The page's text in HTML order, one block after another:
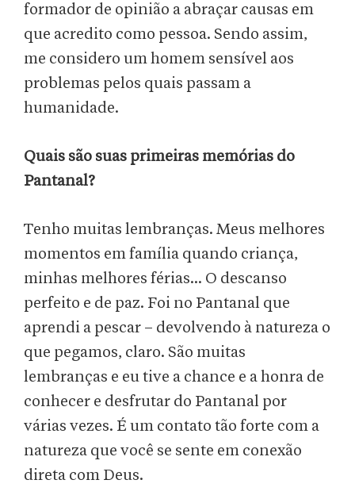
formador de opinião a abraçar causas em
que acredito como pessoa. Sendo assim,
me considero um homem sensível aos
problemas pelos quais passam a
humanidade.
Quais são suas primeiras memórias do
Pantanal?
Tenho muitas lembranças. Meus melhores
momentos em família quando criança,
minhas melhores férias... O descanso
perfeito e de paz. Foi no Pantanal que
aprendi a pescar – devolvendo à natureza o
que pegamos, claro. São muitas
lembranças e eu tive a chance e a honra de
conhecer e desfrutar do Pantanal por
várias vezes. É um contato tão forte com a
natureza que você se sente em conexão
direta com Deus.